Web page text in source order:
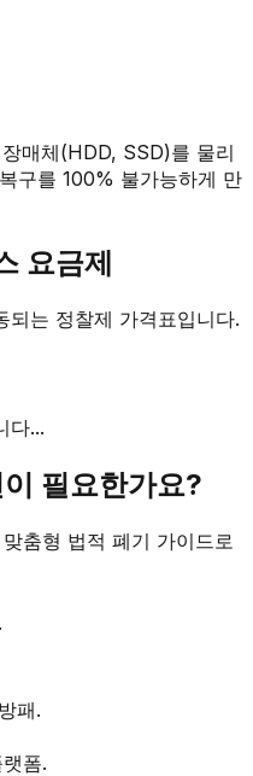
매체(HDD, SSD)를 물리
구를 100% 불가능하게 만
요금제
되는 정찰제 가격표입니다.
다...
필요한가요?
춤형 법적 폐기 가이드로
패.
폼.